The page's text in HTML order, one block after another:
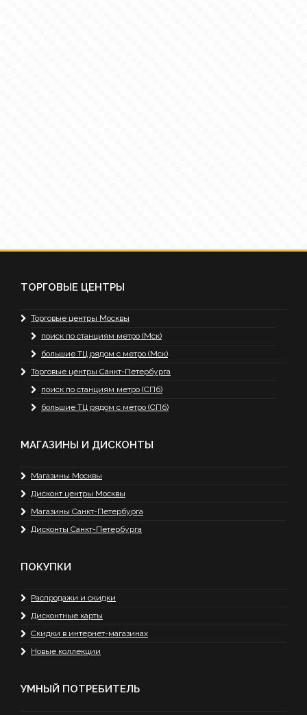
ТОРГОВЫЕ ЦЕНТРЫ
Торговые центры Москвы
поиск по станциям метро (Мск)
большие ТЦ рядом с метро (Мск)
Торговые центры Санкт-Петербурга
поиск по станциям метро (СПб)
большие ТЦ рядом с метро (СПб)
МАГАЗИНЫ И ДИСКОНТЫ
Магазины Москвы
Дисконт центры Москвы
Магазины Санкт-Петербурга
Дисконты Санкт-Петербурга
ПОКУПКИ
Распродажи и скидки
Дисконтные карты
Скидки в интернет-магазинах
Новые коллекции
УМНЫЙ ПОТРЕБИТЕЛЬ